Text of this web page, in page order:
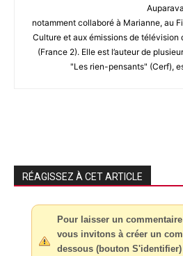
notamment collaboré à Marianne, au
Culture et aux émissions de
(France 2). Elle est l’auteur de
"Les rien-pensants" (Cerf),
RÉAGISSEZ À CET ARTICLE
Pour laisser un
vous invitons à créer un
dessous (bouton